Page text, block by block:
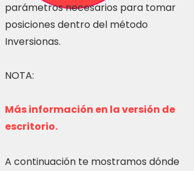
parámetros necesarios para tomar
posiciones dentro del método
Inversionas.
NOTA:
Más información en la versión de
escritorio.
A continuación te mostramos dónde